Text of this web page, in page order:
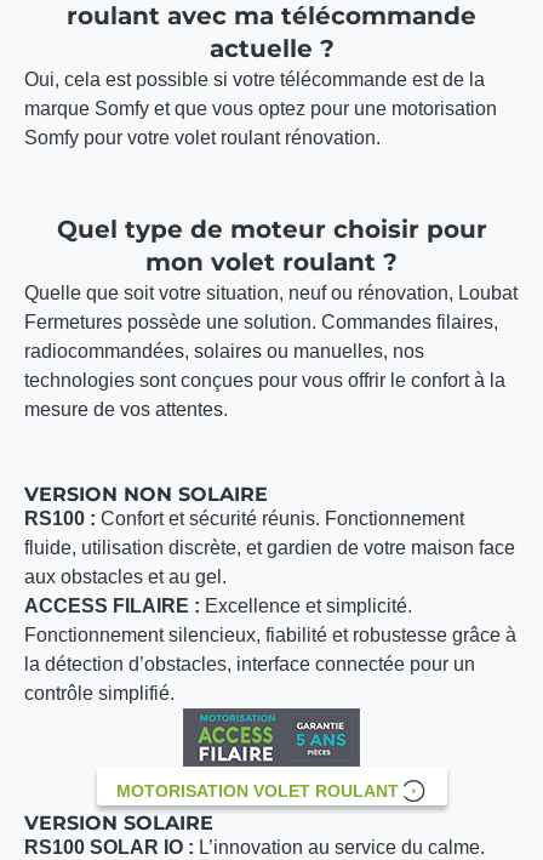
roulant avec ma télécommande
actuelle ?
Oui, cela est possible si votre télécommande est de la
marque Somfy et que vous optez pour une motorisation
Somfy pour votre volet roulant rénovation.
Quel type de moteur choisir pour
mon volet roulant ?
Quelle que soit votre situation, neuf ou rénovation, Loubat
Fermetures possède une solution. Commandes filaires,
radiocommandées, solaires ou manuelles, nos
technologies sont conçues pour vous offrir le confort à la
mesure de vos attentes.
VERSION NON SOLAIRE
RS100 : Confort et sécurité réunis. Fonctionnement
fluide, utilisation discrète, et gardien de votre maison face
aux obstacles et au gel.
ACCESS FILAIRE : Excellence et simplicité.
Fonctionnement silencieux, fiabilité et robustesse grâce à
la détection d’obstacles, interface connectée pour un
contrôle simplifié.
MOTORISATION VOLET ROULANT
VERSION SOLAIRE
RS100 SOLAR IO : L’innovation au service du calme.